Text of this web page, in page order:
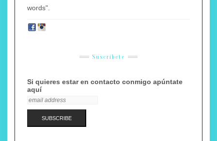
words".
Suscríbete
Si quieres estar en contacto conmigo apúntate
aquí